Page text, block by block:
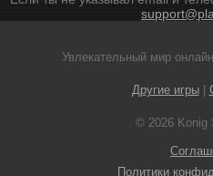
Увлекательный мир
Другие игры|
© 2026 Konig
Политики